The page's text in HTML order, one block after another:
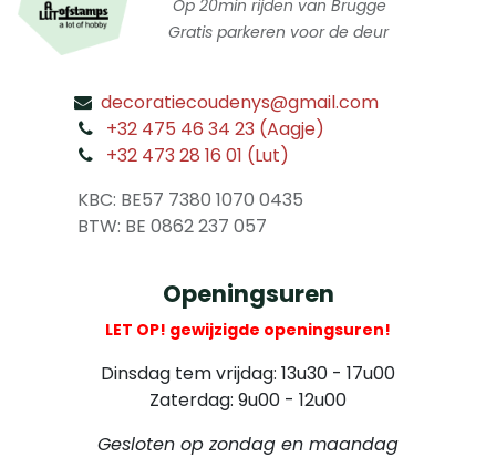
Op 20min rijden van Brugge
Gratis parkeren voor de deur
decoratiecoudenys@gmail.com
+32 475 46 34 23 (Aagje)
+32 473 28 16 01 (Lut)
KBC: BE57 7380 1070 0435
​ BTW: BE 0862 237 057
Openingsuren
LET OP! gewijzigde openingsuren!
Dinsdag tem vrijdag: 13u30 - 17u00
Zaterdag: 9u00 - 12u00
Gesloten op zondag en maandag